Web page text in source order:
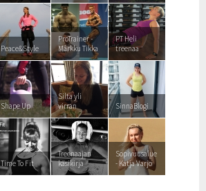
Peace&Style
ProTrainer -
Márkku Tikka
PT Heli
treenaa
Shape Up
Silta yli
virran
SinnaBlogi
Time To Fit
Treenaajan
käsikirja
Sopivuusalue
- Katja Varjo